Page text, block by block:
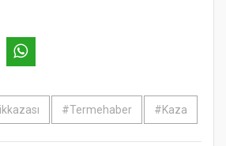
#Termehaber #Kaza